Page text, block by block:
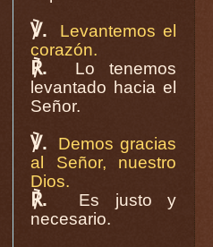
℣.
Levantemos el
corazón.
℟.
Lo tenemos
levantado hacia el
Señor.
℣.
Demos gracias
al Señor, nuestro
Dios.
℟.
Es justo y
necesario.